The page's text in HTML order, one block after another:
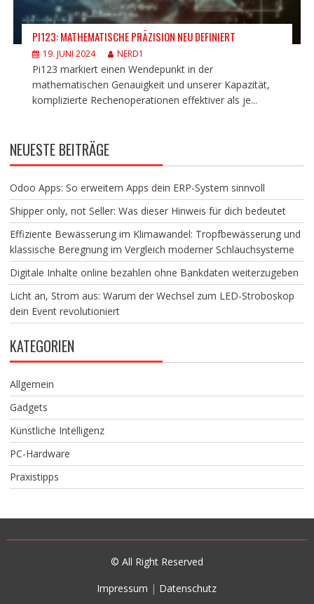
PI123: MATHEMATISCHE PRÄZISION NEU DEFINIERT
19. JUNI 2024 NERD1
Pi123 markiert einen Wendepunkt in der
mathematischen Genauigkeit und unserer Kapazität,
komplizierte Rechenoperationen effektiver als je...
NEUESTE BEITRÄGE
Odoo Apps: So erweitern Apps dein ERP-System sinnvoll
Shipper only, not Seller: Was dieser Hinweis für dich bedeutet
Effiziente Bewässerung im Klimawandel: Tropfbewässerung und
klassische Beregnung im Vergleich moderner Schlauchsysteme
Digitale Inhalte online bezahlen ohne Bankdaten weiterzugeben
Licht an, Strom aus: Warum der Wechsel zum LED-Stroboskop
dein Event revolutioniert
KATEGORIEN
Allgemein
Gadgets
Künstliche Intelligenz
PC-Hardware
Praxistipps
© All Right Reserved
Impressum | Datenschutz